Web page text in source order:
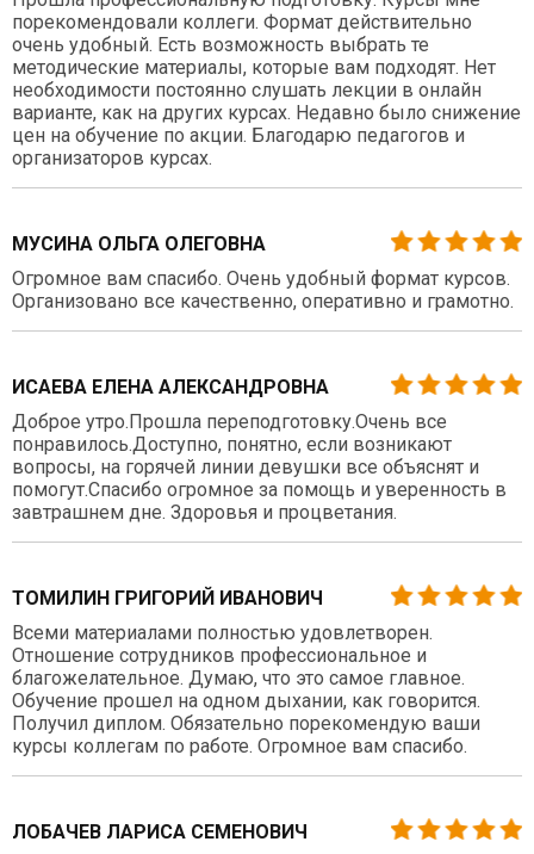
порекомендовали коллеги. Формат действительно
очень удобный. Есть возможность выбрать те
методические материалы, которые вам подходят. Нет
необходимости постоянно слушать лекции в онлайн
варианте, как на других курсах. Недавно было снижение
цен на обучение по акции. Благодарю педагогов и
организаторов курсах.
МУСИНА ОЛЬГА ОЛЕГОВНА
Огромное вам спасибо. Очень удобный формат курсов.
Организовано все качественно, оперативно и грамотно.
ИСАЕВА ЕЛЕНА АЛЕКСАНДРОВНА
Доброе утро.Прошла переподготовку.Очень все
понравилось.Доступно, понятно, если возникают
вопросы, на горячей линии девушки все объяснят и
помогут.Спасибо огромное за помощь и уверенность в
завтрашнем дне. Здоровья и процветания.
ТОМИЛИН ГРИГОРИЙ ИВАНОВИЧ
Всеми материалами полностью удовлетворен.
Отношение сотрудников профессиональное и
благожелательное. Думаю, что это самое главное.
Обучение прошел на одном дыхании, как говорится.
Получил диплом. Обязательно порекомендую ваши
курсы коллегам по работе. Огромное вам спасибо.
ЛОБАЧЕВ ЛАРИСА СЕМЕНОВИЧ